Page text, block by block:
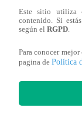
sorprendido a
beauty”, cuya
Influencer es
una gran
a cambio de un
Este sitio utiliza
contenido. Si
según el RGPD
Para conocer
pagina de Política